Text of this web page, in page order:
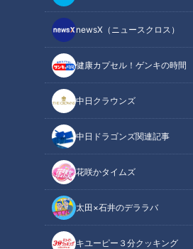
newsX（ニュースクロス）
健康カプセル！ゲンキの時間
中日クラウンズ
中日ドラゴンズ関連記事
花咲かタイムズ
太田×石井のデララバ
キユーピー３分クッキング
打ちグルメ
記事に戻る